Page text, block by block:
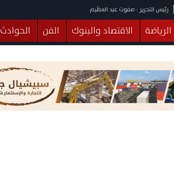
رئيس التحرير : صفوت عبد العظيم
الرياضة الاقتصاد والبنوك الفن
الحوادث
صحة الثقافة خدمات منوعات